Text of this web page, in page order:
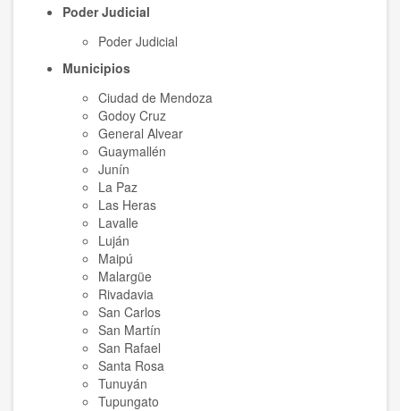
Poder Judicial
Poder Judicial
Municipios
Ciudad de Mendoza
Godoy Cruz
General Alvear
Guaymallén
Junín
La Paz
Las Heras
Lavalle
Luján
Maipú
Malargüe
Rivadavia
San Carlos
San Martín
San Rafael
Santa Rosa
Tunuyán
Tupungato